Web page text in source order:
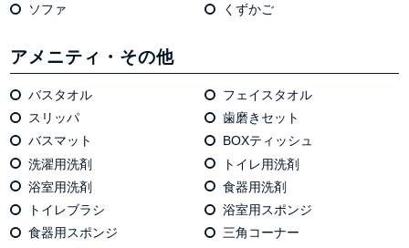
ソファ
くずかご
アメニティ・その他
バスタオル
フェイスタオル
スリッパ
歯磨きセット
バスマット
BOXティッシュ
洗濯用洗剤
トイレ用洗剤
浴室用洗剤
食器用洗剤
トイレブラシ
浴室用スポンジ
食器用スポンジ
三角コーナー